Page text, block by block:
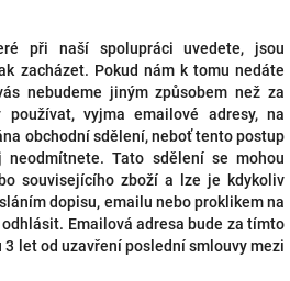
při naší spolupráci uvedete, jsou
zacházet. Pokud nám k tomu nedáte
nebudeme jiným způsobem než za
vyjma emailové adresy, na
obchodní sdělení, neboť tento postup
neodmítnete. Tato sdělení se mohou
souvisejícího zboží a lze je kdykoliv
dopisu, emailu nebo proklikem na
Emailová adresa bude za tímto
let od uzavření poslední smlouvy mezi